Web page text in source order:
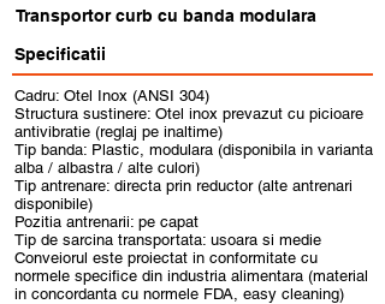
Transportor curb cu banda modulara
Specificatii
Cadru: Otel Inox (ANSI 304)
Structura sustinere: Otel inox prevazut cu picioare
antivibratie (reglaj pe inaltime)
Tip banda: Plastic, modulara (disponibila in varianta
alba / albastra / alte culori)
Tip antrenare: directa prin reductor (alte antrenari
disponibile)
Pozitia antrenarii: pe capat
Tip de sarcina transportata: usoara si medie
Conveiorul este proiectat in conformitate cu
normele specifice din industria alimentara (material
in concordanta cu normele FDA, easy cleaning)